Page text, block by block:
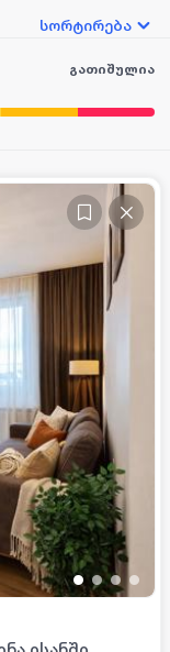
სორტირება
გათიშულია
• •• •